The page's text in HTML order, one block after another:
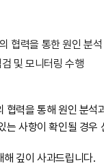
협력을 통한 원인 분
및 모니터링 수행
협력을 통해 원인 분석
는 사항이 확인될 경우
해 깊이 사과드립니다.